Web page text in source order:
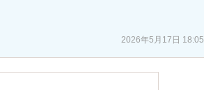
2026年5月17日 18:05